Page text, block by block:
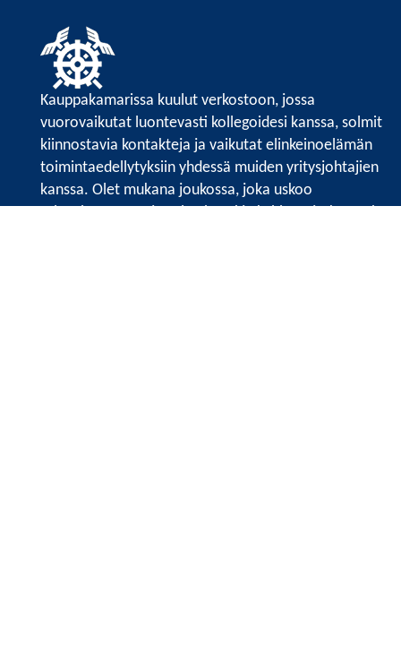
Kauppakamarissa kuulut verkostoon, jossa
vuorovaikutat luontevasti kollegoidesi kanssa, solmit
kiinnostavia kontakteja ja vaikutat elinkeinoelämän
toimintaedellytyksiin yhdessä muiden yritysjohtajien
kanssa. Olet mukana joukossa, joka uskoo